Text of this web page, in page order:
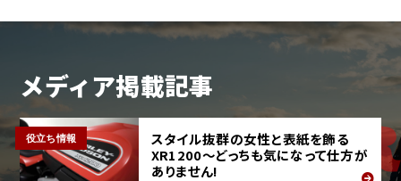
メディア掲載記事
役立ち情報
スタイル抜群の女性と表紙を飾る
XR1200〜どっちも気になって仕方が
ありません!